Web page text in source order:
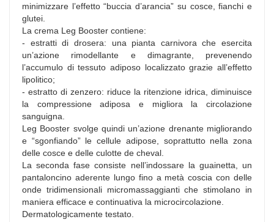
minimizzare l’effetto “buccia d’arancia” su cosce, fianchi e
glutei.
La crema Leg Booster contiene:
- estratti di drosera: una pianta carnivora che esercita
un’azione rimodellante e dimagrante, prevenendo
l’accumulo di tessuto adiposo localizzato grazie all’effetto
lipolitico;
- estratto di zenzero: riduce la ritenzione idrica, diminuisce
la compressione adiposa e migliora la circolazione
sanguigna.
Leg Booster svolge quindi un’azione drenante migliorando
e “sgonfiando” le cellule adipose, soprattutto nella zona
delle cosce e delle culotte de cheval.
La seconda fase consiste nell’indossare la guainetta, un
pantaloncino aderente lungo fino a metà coscia con delle
onde tridimensionali micromassaggianti che stimolano in
maniera efficace e continuativa la microcircolazione.
Dermatologicamente testato.